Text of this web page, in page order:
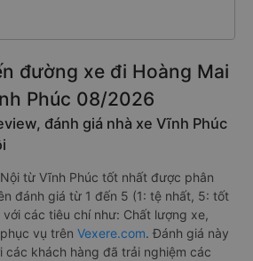
đường xe đi Hoàng Mai
Phúc 08/2026
đánh giá nhà xe Vĩnh Phúc
từ Vĩnh Phúc tốt nhất được phân
đánh giá từ 1 đến 5 (1: tệ nhất, 5: tốt
các tiêu chí như: Chất lượng xe,
vụ trên Vexere.com. Đánh giá này
khách hàng đã trải nghiệm các